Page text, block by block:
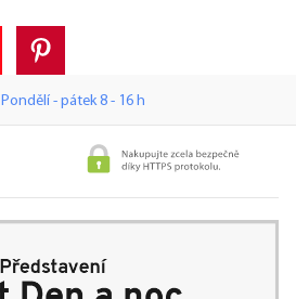
Pondělí - pátek 8 - 16 h